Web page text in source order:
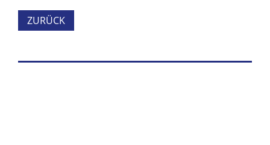
ZURÜCK